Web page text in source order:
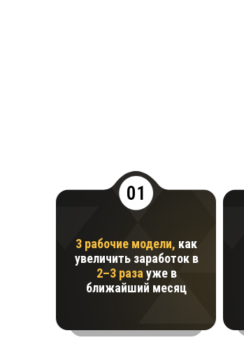
3 рабочие модели, как
увеличить заработок в
2–3 раза уже в
ближайший месяц
01